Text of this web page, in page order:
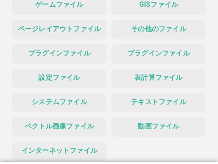
ゲームファイル GISファイル
ページレイアウトファイル その他のファイル
プラグインファイル プラグインファイル
設定ファイル 表計算ファイル
システムファイル テキストファイル
ベクトル画像ファイル 動画ファイル
インターネットファイル